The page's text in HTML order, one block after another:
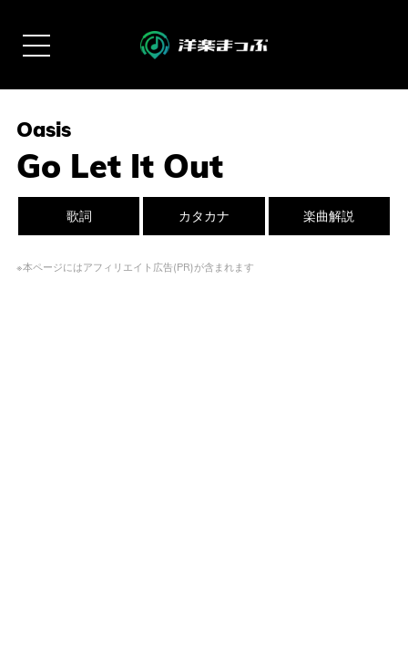
Oasis
Go Let It Out
歌詞 カタカナ 楽曲解説
※本ページにはアフィリエイト広告(PR)が含まれます